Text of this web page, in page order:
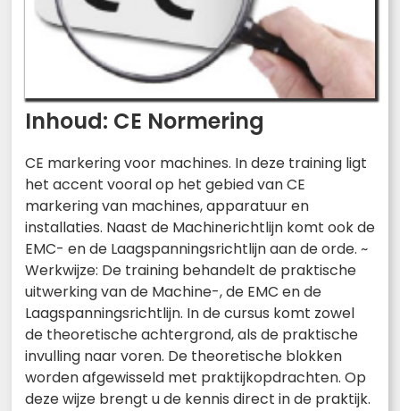
Inhoud: CE Normering
CE markering voor machines. In deze training ligt
het accent vooral op het gebied van CE
markering van machines, apparatuur en
installaties. Naast de Machinerichtlijn komt ook de
EMC- en de Laagspanningsrichtlijn aan de orde. ~
Werkwijze: De training behandelt de praktische
uitwerking van de Machine-, de EMC en de
Laagspanningsrichtlijn. In de cursus komt zowel
de theoretische achtergrond, als de praktische
invulling naar voren. De theoretische blokken
worden afgewisseld met praktijkopdrachten. Op
deze wijze brengt u de kennis direct in de praktijk.